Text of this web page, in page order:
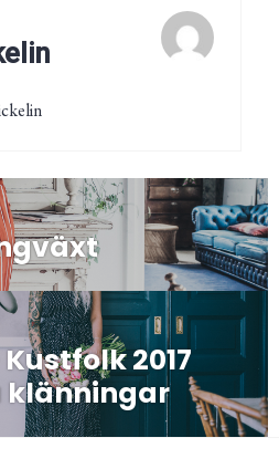
2017
klänningar